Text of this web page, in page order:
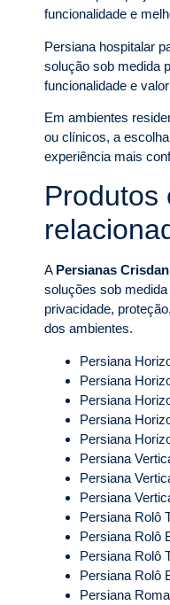
funcionalidade e
Persiana hospitalar
solução sob medida
funcionalidade e
Em ambientes
ou clínicos, a
experiência mais
Produtos
A Persianas Crisdan
soluções sob
privacidade,
dos ambientes.
Persiana
Persiana
Persiana
Persiana
Persiana
Persiana
Persiana
Persiana
Persiana Rolô
Persiana Rolô
Persiana Rolô
Persiana Rolô
Persiana